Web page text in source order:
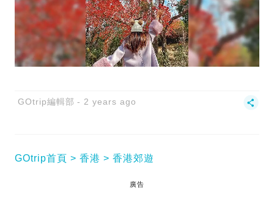
GOtrip編輯部 2 years ago
GOtrip首頁 香港 香港郊遊
廣告